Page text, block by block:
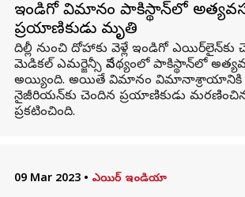
ఇండిగో విమానం పాకిస్థాన్‌లో
ప్రయాణికుడు మృతి
దిల్లీ నుంచి దోహా‌కు వెళ్లే ఇండిగో ఎయిర్‌లైన్‌కు
మెడికల్ ఎమర్జెన్సీ నేపథ్యంలో పాకిస్థాన్‌లో
అయ్యింది. అయితే విమానం విమానాశ్రాయానికి
నైజీరియన్‌కు చెందిన ప్రయాణికుడు
ప్రకటించింది.
09 Mar 2023 • ఎయిర్ ఇండియా